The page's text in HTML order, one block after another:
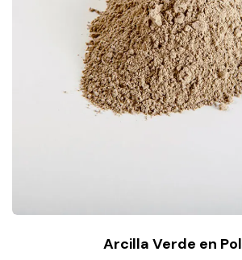
Arcilla Verde en